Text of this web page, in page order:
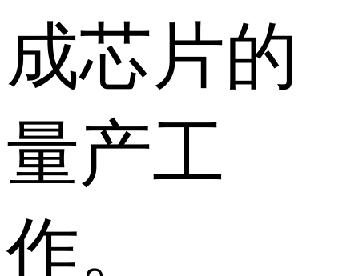
成芯片的
量产工
作。